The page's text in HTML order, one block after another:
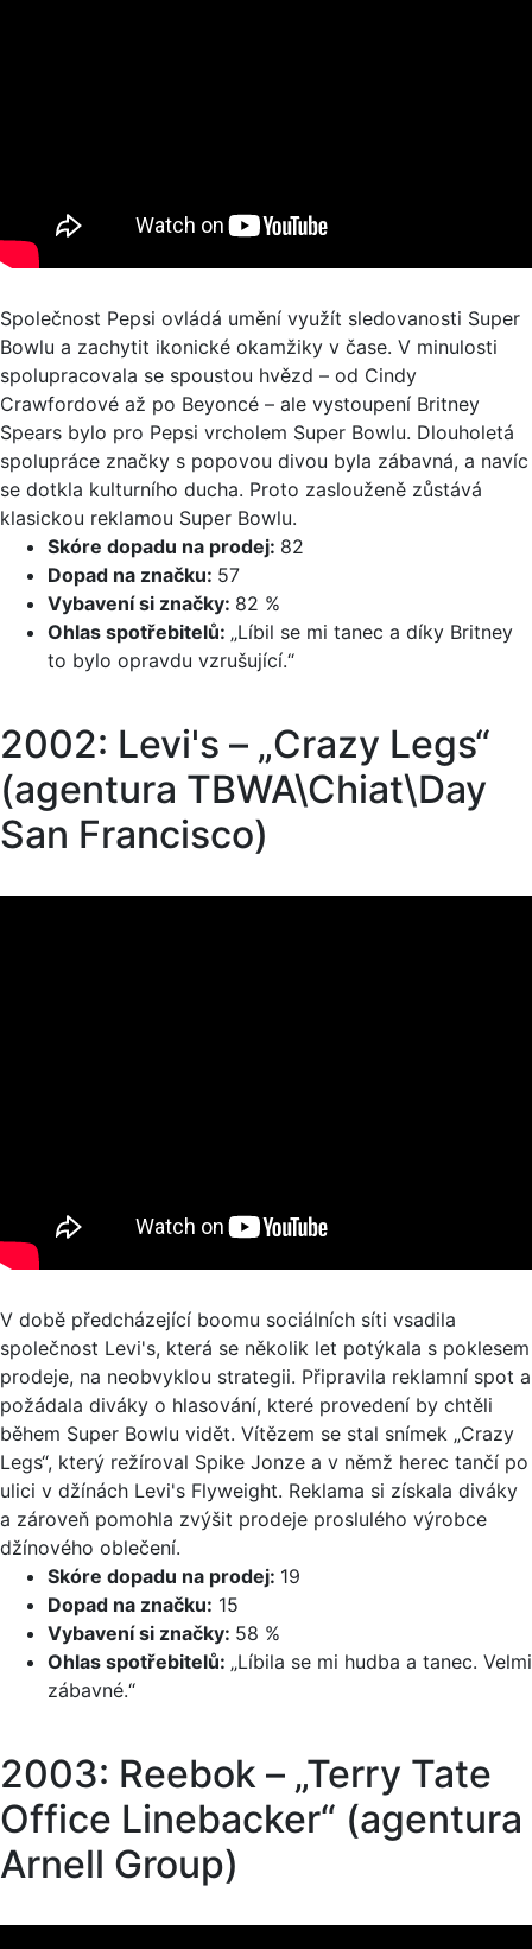
Společnost Pepsi ovládá umění využít sledovanosti Super
Bowlu a zachytit ikonické okamžiky v čase. V minulosti
spolupracovala se spoustou hvězd – od Cindy
Crawfordové až po Beyoncé – ale vystoupení Britney
Spears bylo pro Pepsi vrcholem Super Bowlu. Dlouholetá
spolupráce značky s popovou divou byla zábavná, a navíc
se dotkla kulturního ducha. Proto zaslouženě zůstává
klasickou reklamou Super Bowlu.
Skóre dopadu na prodej: 82
Dopad na značku: 57
Vybavení si značky: 82 %
Ohlas spotřebitelů: „Líbil se mi tanec a díky Britney
to bylo opravdu vzrušující.“
2002: Levi's – „Crazy Legs“
(agentura TBWA\Chiat\Day
San Francisco)
V době předcházející boomu sociálních síti vsadila
společnost Levi's, která se několik let potýkala s poklesem
prodeje, na neobvyklou strategii. Připravila reklamní spot a
požádala diváky o hlasování, které provedení by chtěli
během Super Bowlu vidět. Vítězem se stal snímek „Crazy
Legs“, který režíroval Spike Jonze a v němž herec tančí po
ulici v džínách Levi's Flyweight. Reklama si získala diváky
a zároveň pomohla zvýšit prodeje proslulého výrobce
džínového oblečení.
Skóre dopadu na prodej: 19
Dopad na značku: 15
Vybavení si značky: 58 %
Ohlas spotřebitelů: „Líbila se mi hudba a tanec. Velmi
zábavné.“
2003: Reebok – „Terry Tate
Office Linebacker“ (agentura
Arnell Group)